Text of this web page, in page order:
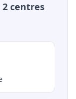
2 centres